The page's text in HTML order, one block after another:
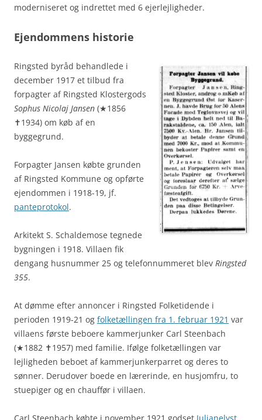
moderniseret og indrettet med 6 ejerlejligheder.
Ejendommens historie
Ringsted byråd behandlede i
december 1917 et tilbud fra
forpagter af Ringsted Klostergods
Sophus Nicolaj Jansen (★1856
✝1934) om køb af en
byggegrund.
Forpagter Jansen købte grunden
af Ringsted Kommune og opførte
ejendommen i 1918-19, jf.
panteprotokol.
Arkitekt S. Schaldemose tegnede
bygningen i 1918. Villaen fik
dengang husnummer 25 og telefonnummeret blev Ringsted
355.
At dømme efter annoncer i Ringsted Folketidende i
perioden 1919-21 og folketællingen fra 1. februar 1921 var
villaens første beboere kammerjunker Carl Steenbach
(★1882 ✝1957) med familie. Ifølge folketællingen var
lejligheden beboet af kammerjunkerparret og deres to
sønner. Derudover boede en lærerinde, en husjomfru, to
stuepiger og en chauffør i villaen.